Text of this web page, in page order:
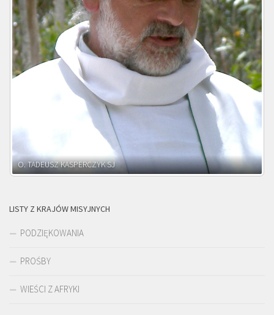
O. ADNRZEJ LEŚNIARA SJ
LISTY Z KRAJÓW MISYJNYCH
PODZIĘKOWANIA
PROŚBY
WIEŚCI Z AFRYKI